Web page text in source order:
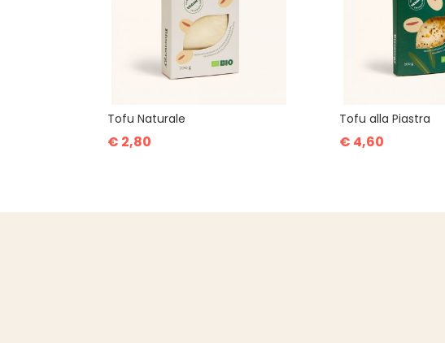
Tofu Naturale
€ 2,80
Tofu alla Piastra
€ 4,60